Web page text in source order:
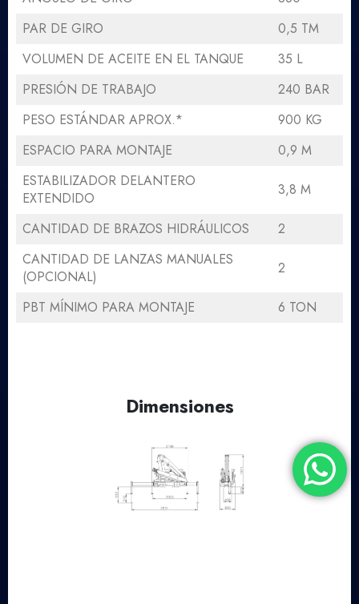
PAR DE GIRO
0,5 TM
VOLUMEN DE ACEITE EN EL TANQUE
35 L
PRESIÓN DE TRABAJO
240 BAR
PESO ESTÁNDAR APROX.*
900 KG
ESPACIO PARA MONTAJE
0,9 M
ESTABILIZADOR DELANTERO
EXTENDIDO
3,8 M
CANTIDAD DE BRAZOS HIDRÁULICOS
2
CANTIDAD DE LANZAS MANUALES
(OPCIONAL)
2
PBT MÍNIMO PARA MONTAJE 6 TON
Dimensiones